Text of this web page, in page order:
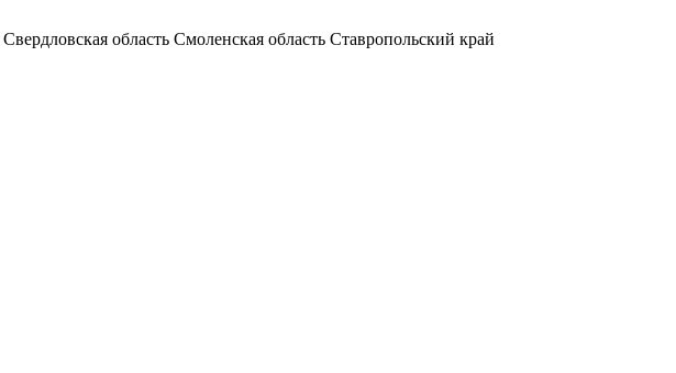
Свердловская область Смоленская область Ставропольский край